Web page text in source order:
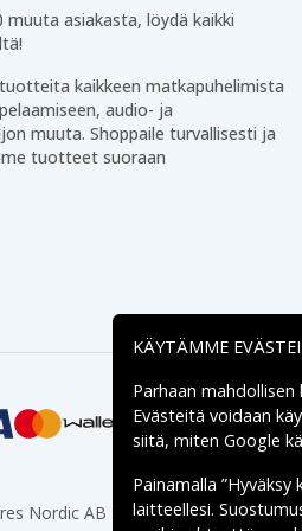
muuta asiakasta, löydä kaikki
kaikkeen matkapuhelimista
audio- ja
muuta. Shoppaile turvallisesti ja
tuotteet suoraan
Nordic AB
KÄYTÄMME
Parhaan
Evästeitä voidaan
siitä, miten Google
Painamalla
laitteellesi.